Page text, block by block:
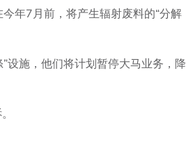
年7月前，将产生辐射废料的“分解
设施，他们将计划暂停大马业务，降